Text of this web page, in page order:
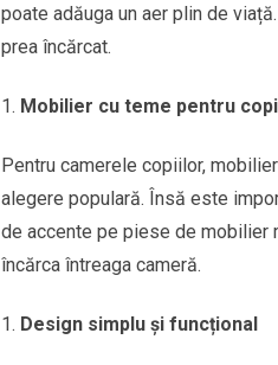
poate adăuga un aer plin de
prea încărcat.
Mobilier cu teme pentru
Pentru camerele copiilor,
alegere populară. Însă este
de accente pe piese de mobilier
încărca întreaga cameră.
Design simplu și funcțional